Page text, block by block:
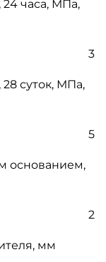
часа, МПа,
3
суток, МПа,
5
основанием,
2
мм